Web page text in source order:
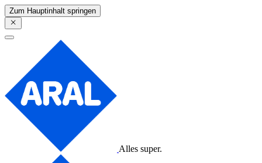
Zum Hauptinhalt springen
Alles super.